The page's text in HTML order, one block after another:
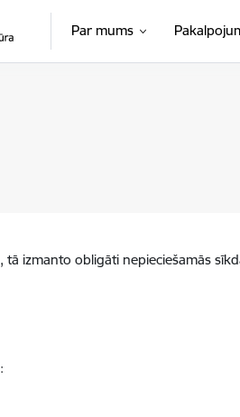
Par mums
tā izmanto obligāti nepieciešamās